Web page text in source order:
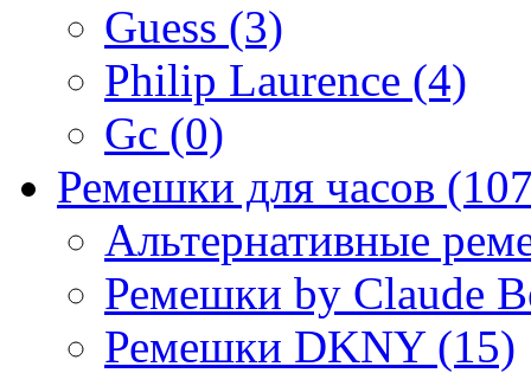
Guess (3)
Philip Laurence (4)
Gc (0)
Ремешки для часов
Альтернативные
Ремешки by Claude
Ремешки DKNY (15)